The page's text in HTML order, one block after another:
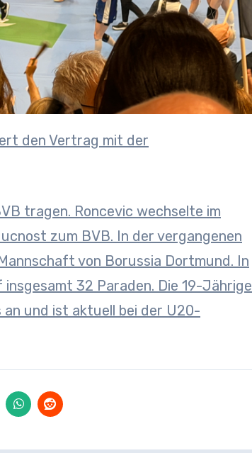
tragen. Roncevic wechselte im
zum BVB. In der vergangenen
von Borussia Dortmund. In
32 Paraden. Die 19-Jährige
und ist aktuell bei der U20-